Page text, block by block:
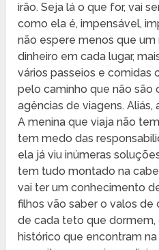
irão. Seja lá o que for, vai
como ela é, impensável,
não espere menos que
dinheiro em cada lugar,
vários passeios e comidas
pelo caminho que não são
agências de viagens. Aliás,
A menina que viaja não
tem medo das
ela já viu inúmeras
tem tudo montado na
vai ter um conhecimento
filhos vão saber o valos
de cada teto que
histórico que encontram